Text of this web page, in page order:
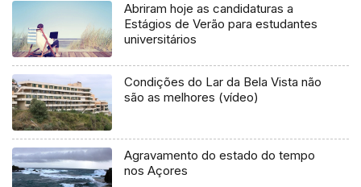
Abriram hoje as candidaturas a
Estágios de Verão para estudantes
universitários
Condições do Lar da Bela Vista não
são as melhores (vídeo)
Agravamento do estado do tempo
nos Açores